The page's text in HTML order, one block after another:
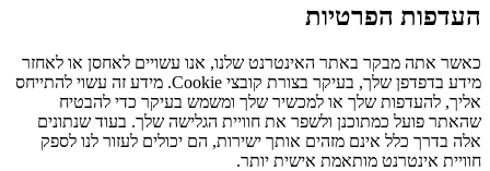
העדפות הפרטיות
כאשר אתה מבקר באתר האינטרנט שלנו, אנו עשויים לאחסן או לאחזר
מידע בדפדפן שלך, בעיקר בצורת קובצי Cookie. מידע זה עשוי להתייחס
אליך, להעדפות שלך או למכשיר שלך ומשמש בעיקר כדי להבטיח
שהאתר פועל כמתוכנן ולשפר את חוויית הגלישה שלך. בעוד שנתונים
אלה בדרך כלל אינם מזהים אותך ישירות, הם יכולים לעזור לנו לספק
חוויית אינטרנט מותאמת אישית יותר.